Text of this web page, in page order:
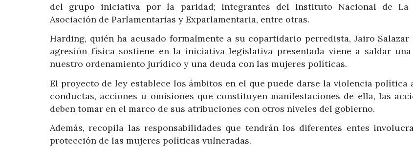
del grupo iniciativa por la paridad; integrantes del Instituto Nacional de
Asociación de Parlamentarias y Exparlamentaria, entre otras.
Harding, quién ha acusado formalmente a su copartidario perredista, Jairo Salazar
agresión física sostiene en la iniciativa legislativa presentada viene a saldar
nuestro ordenamiento jurídico y una deuda con las mujeres políticas.
El proyecto de ley establece los ámbitos en el que puede darse la violencia política
conductas, acciones u omisiones que constituyen manifestaciones de ella, las
deben tomar en el marco de sus atribuciones con otros niveles del gobierno.
Además, recopila las responsabilidades que tendrán los diferentes entes
protección de las mujeres políticas vulneradas.